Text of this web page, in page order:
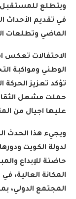
ويتطلع للمستقبل
في تقديم الأحداث
الماضي وتطلعات
الاحتفالات تعكس
الوطني ومواكبة
تؤكد تعزيز الحركة
حملت مشعل
عليها اجيال من
ويجيء هذا الحدث
لدولة الكويت
حاضنة للإبداع
المكانة العالية،
المجتمع الدولي،